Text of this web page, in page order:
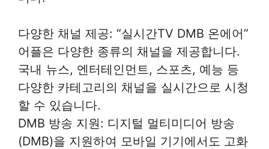
다양한 채널 제공: “실시간TV DMB 온에어”
어플은 다양한 종류의 채널을 제공합니다.
국내 뉴스, 엔터테인먼트, 스포츠, 예능 등
다양한 카테고리의 채널을 실시간으로 시청
할 수 있습니다.
DMB 방송 지원: 디지털 멀티미디어 방송
(DMB)을 지원하여 모바일 기기에서도 고화